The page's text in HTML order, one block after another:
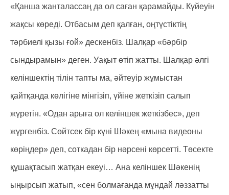
«Қанша жанталассаң да ол саған қарамайды. Күйеуін
жақсы көреді. Отбасым деп қалған, оңтүстіктің
тәрбиелі қызы ғой» дескенбіз. Шалқар «бәрбір
сындырамын» деген. Уақыт өтіп жатты. Шалқар әлгі
келіншектің тілін тапты ма, әйтеуір жұмыстан
қайтқанда көлігіне мінгізіп, үйіне жеткізіп салып
жүретін. «Одан арыға ол келіншек жеткізбес», деп
жүргенбіз. Сөйтсек бір күні Шәкең «мына видеоны
көріңдер» деп, соткадан бір нәрсені көрсетті. Төсекте
құшақтасып жатқан екеуі… Ана келіншек Шәкенің
ыңырсып жатып, «сен болмағанда мұндай ләззатты